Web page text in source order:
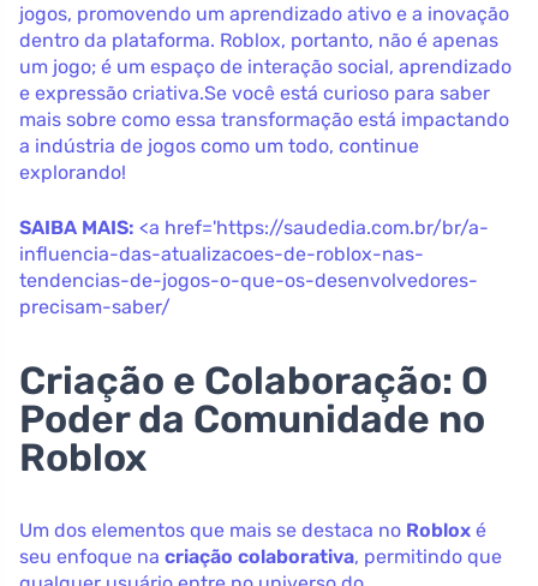
jogos, promovendo um aprendizado ativo e a inovação
dentro da plataforma. Roblox, portanto, não é apenas
um jogo; é um espaço de interação social, aprendizado
e expressão criativa.Se você está curioso para saber
mais sobre como essa transformação está impactando
a indústria de jogos como um todo, continue
explorando!
SAIBA MAIS: <a href='https://saudedia.com.br/br/a-
influencia-das-atualizacoes-de-roblox-nas-
tendencias-de-jogos-o-que-os-desenvolvedores-
precisam-saber/
Criação e Colaboração: O
Poder da Comunidade no
Roblox
Um dos elementos que mais se destaca no Roblox é
seu enfoque na criação colaborativa, permitindo que